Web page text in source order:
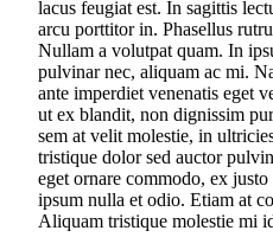
lacus feugiat est. In sagittis
arcu porttitor in. Phasellus
Nullam a volutpat quam. In
pulvinar nec, aliquam ac mi.
ante imperdiet venenatis eget
ut ex blandit, non dignissim
sem at velit molestie, in
tristique dolor sed auctor
eget ornare commodo, ex
ipsum nulla et odio. Etiam at
Aliquam tristique molestie mi